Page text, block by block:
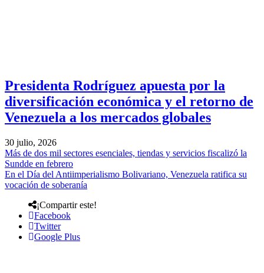
Presidenta Rodríguez apuesta por la
diversificación económica y el retorno de
Venezuela a los mercados globales
30 julio, 2026
Más de dos mil sectores esenciales, tiendas y servicios fiscalizó la
Sundde en febrero
En el Día del Antiimperialismo Bolivariano, Venezuela ratifica su
vocación de soberanía
¡Compartir este!
Facebook
Twitter
Google Plus